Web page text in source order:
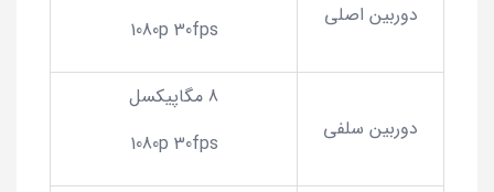
دوربین اصلی
1080p 30fps
دوربین سلفی
8 مگاپیکسل
1080p 30fps